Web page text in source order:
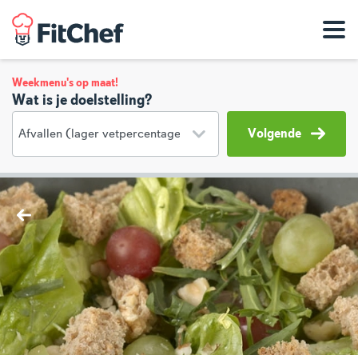
Weekmenu's op maat!
Wat is je doelstelling?
Volgende